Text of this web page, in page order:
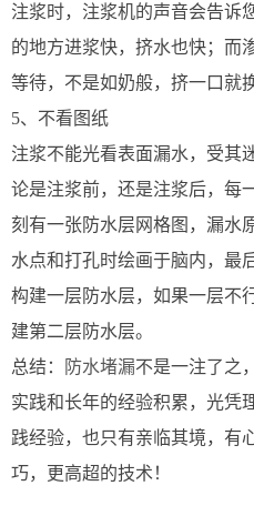
注浆时，注浆机的声音会告诉
的地方进浆快，挤水也快；而
等待，不是如奶般，挤一口就
5、不看图纸
注浆不能光看表面漏水，受其
论是注浆前，还是注浆后，每
刻有一张防水层网格图，漏水
水点和打孔时绘画于脑内，最
构建一层防水层，如果一层不
建第二层防水层。
总结：
防水堵漏不是一注了之
实践和长年的经验积累，光凭
践经验，也只有亲临其境，有
巧，更高超的技术！